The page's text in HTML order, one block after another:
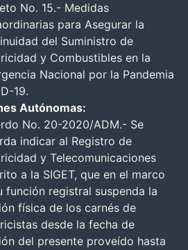
No. 15.- Medidas
para Asegurar la
del Suministro de
y Combustibles en la
Nacional por la Pandemia
19.
Autónomas:
No. 20-2020/ADM.- Se
indicar al Registro de
y Telecomunicaciones
a la SIGET, que en el marco
función registral suspenda la
física de los carnés de
desde la fecha de
del presente proveído hasta